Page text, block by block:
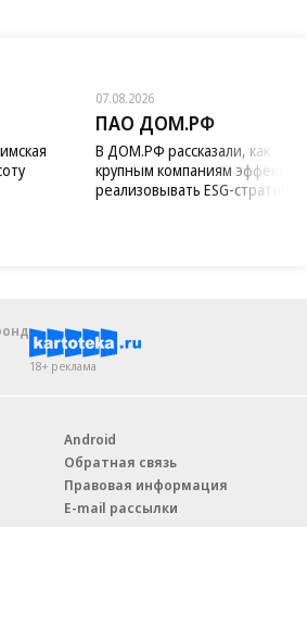
07.08.2026
ПАО ДОМ.РФ
В ДОМ.РФ рассказали, как
крупным компаниям
реализовывать ESG-стратегию
18+ реклама
Android
Обратная связь
Правовая информация
E-mail рассылки